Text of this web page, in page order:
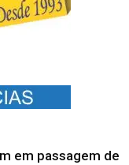
em passagem de